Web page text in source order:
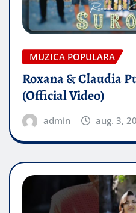
MUZICA POPULARA
Roxana & Claudia
(Official Video)
admin aug. 3,